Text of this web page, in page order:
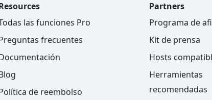
las funciones Pro
frecuentes
de reembolso
Partners
Programa de
Kit de prensa
Hosts
Herramientas
recomendadas